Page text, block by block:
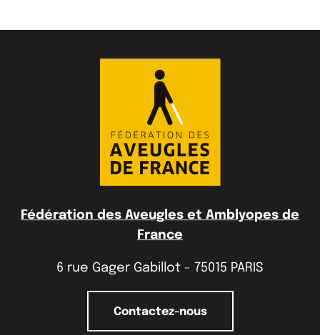
Fédération des Aveugles et Amblyopes de
France
6 rue Gager Gabillot - 75015 PARIS
Contactez-nous